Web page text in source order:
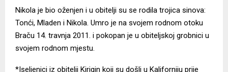
Nikola je bio oženjen i u obitelji su se rodila trojica sinova:
Tonći, Mladen i Nikola. Umro je na svojem rodnom otoku
Braču 14. travnja 2011. i pokopan je u obiteljskoj grobnici u
svojem rodnom mjestu.
*Iseljenici iz obitelji Kirigin koji su došli u Kaliforniju prije